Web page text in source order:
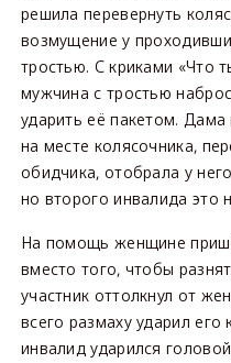
решила перевернуть
возмущение у
тростью. С криками «Что
мужчина с тростью
ударить её пакетом. Дама
на месте колясочника,
обидчика, отобрала у
но второго инвалида это
На помощь женщине
вместо того, чтобы
участник оттолкнул от
всего размаху ударил
инвалид ударился